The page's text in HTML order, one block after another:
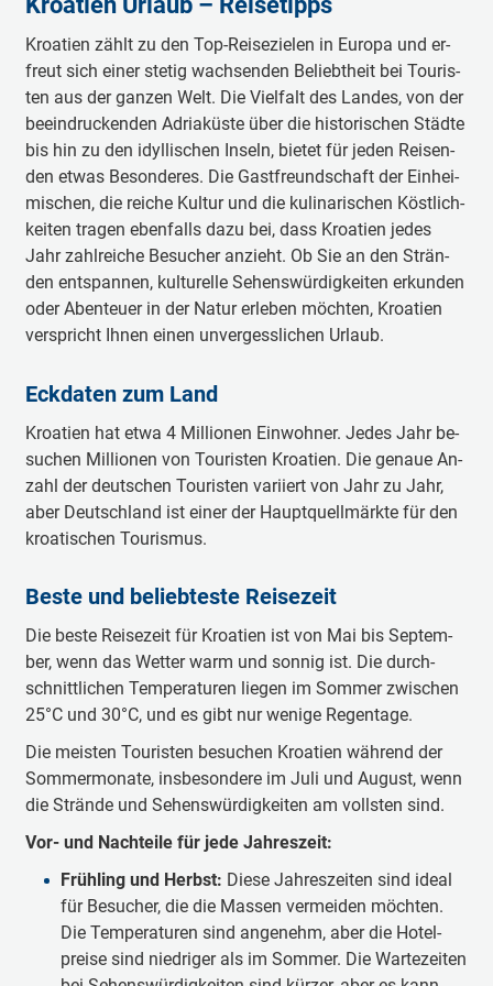
Kroa­ti­en zählt zu den Top-Rei­se­zie­len in Eu­ro­pa und er­
freut sich ei­ner ste­tig wach­sen­den Be­liebt­heit bei Tou­ris­
ten aus der gan­zen Welt. Die Viel­falt des Lan­des, von der
be­ein­dru­cken­den Ad­ri­a­küs­te über die his­to­ri­schen Städ­te
bis hin zu den idyl­li­schen In­seln, bie­tet für je­den Rei­sen­
den et­was Be­son­de­res. Die Gast­freund­schaft der Ein­hei­
mi­schen, die rei­che Kul­tur und die ku­li­na­ri­schen Köst­lich­
kei­ten tra­gen eben­falls da­zu bei, dass Kroa­ti­en je­des
Jahr zahl­rei­che Be­su­cher an­zieht. Ob Sie an den Strän­
den ent­span­nen, kul­tu­rel­le Se­hens­wür­dig­kei­ten er­kun­den
oder Aben­teu­er in der Na­tur er­le­ben möch­ten, Kroa­ti­en
ver­spricht Ih­nen ei­nen un­ver­gess­li­chen Ur­laub.
Eck­da­ten zum Land
Kroa­ti­en hat et­wa 4 Mil­li­o­nen Ein­woh­ner. Je­des Jahr be­
su­chen Mil­li­o­nen von Tou­ris­ten Kroa­ti­en. Die ge­naue An­
zahl der deut­schen Tou­ris­ten va­ri­iert von Jahr zu Jahr,
aber Deutsch­land ist ei­ner der Haupt­quell­märk­te für den
kroa­tis­chen Tou­ris­mus.
Bes­te und be­lieb­tes­te Rei­se­zeit
Die bes­te Rei­se­zeit für Kroa­ti­en ist von Mai bis Sep­tem­
ber, wenn das Wet­ter warm und son­nig ist. Die durch­
schnitt­li­chen Tem­pe­ra­tu­ren lie­gen im Som­mer zwi­schen
25°C und 30°C, und es gibt nur we­nige Re­gen­ta­ge.
Die meis­ten Tou­ris­ten be­su­chen Kroa­ti­en wäh­rend der
Som­mer­mo­na­te, ins­be­son­de­re im Ju­li und Au­gust, wenn
die Strän­de und Se­hens­wür­dig­kei­ten am volls­ten sind.
Vor- und Nach­tei­le für je­de Jah­res­zeit:
Früh­ling und Herbst: Die­se Jah­res­zei­ten sind ide­al
für Be­su­cher, die die Mas­sen ver­mei­den möch­ten.
Die Tem­pe­ra­tu­ren sind an­ge­nehm, aber die Ho­tel­
prei­se sind nied­ri­ger als im Som­mer. Die War­te­zei­ten